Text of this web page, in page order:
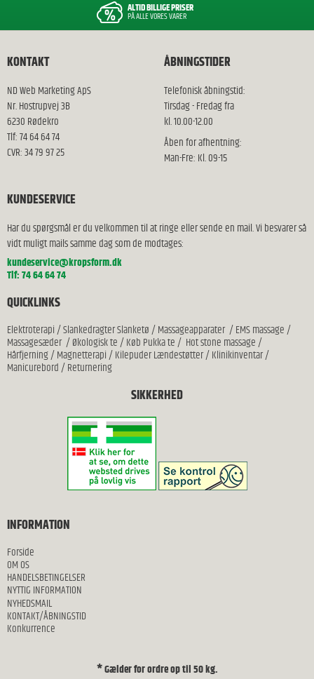
ALTID BILLIGE PRISER
PÅ ALLE VORES VARER
KONTAKT
ND Web Marketing ApS
Nr. Hostrupvej 3B
6230 Rødekro
Tlf: 74 64 64 74
CVR: 34 79 97 25
ÅBNINGSTIDER
Telefonisk åbningstid:
Tirsdag - Fredag fra
kl. 10.00-12.00
Åben for afhentning:
Man-Fre: Kl. 09-15
KUNDESERVICE
Har du spørgsmål er du velkommen til at ringe eller sende en mail. Vi besvarer så
vidt muligt mails samme dag som de modtages:
kundeservice@kropsform.dk
Tlf: 74 64 64 74
QUICKLINKS
Elektroterapi/Slankedragter Slanketø/Massageapparater/EMS massage/
Massagesæder/Økologisk te/Køb Pukka te/ Hot stone massage/
Hårfjerning/Magnetterapi/Kilepuder Lændestøtter/Klinikinventar/
Manicurebord/Returnering
SIKKERHED
INFORMATION
Forside
OM OS
HANDELSBETINGELSER
NYTTIG INFORMATION
NYHEDSMAIL
KONTAKT/ÅBNINGSTID
Konkurrence
* Gælder for ordre op til 50 kg.